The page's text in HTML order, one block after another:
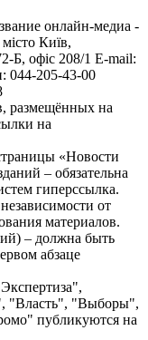
онлайн-медиа -
Київ,
офіс 208/1 E-mail:
044-205-43-00
размещённых на
на
«Новости
– обязательна
гиперссылка.
от
материалов.
– должна быть
абзаце
"Власть", "Выборы",
публикуются на